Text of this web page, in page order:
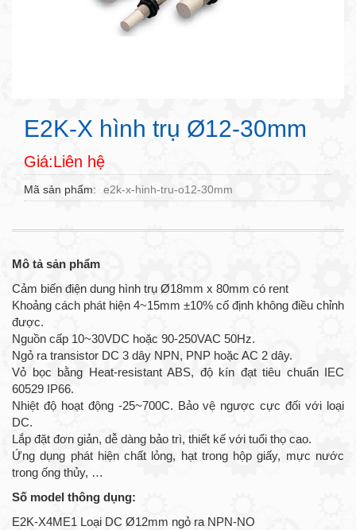
E2K-X hình trụ Ø12-30mm
Giá:Liên hệ
Mã sản phẩm e2k-x-hinh-tru-o12-30mm
Mô tả sản phẩm
Cảm biến điện dung hình trụ Ø18mm x 80mm có rent
Khoảng cách phát hiện 4~15mm ±10% cố định không điều chỉnh
được.
Nguồn cấp 10~30VDC hoặc 90-250VAC 50Hz.
Ngỏ ra transistor DC 3 dây NPN, PNP hoặc AC 2 dây.
Vỏ bọc bằng Heat-resistant ABS, độ kín đạt tiêu chuẩn IEC
60529 IP66.
Nhiệt độ hoạt động -25~700C. Bảo vệ ngược cực đối với loại
DC.
Lắp đặt đơn giản, dễ dàng bảo trì, thiết kế với tuổi thọ cao.
Ứng dụng phát hiện chất lỏng, hạt trong hộp giấy, mực nước
trong ống thủy, …
Số model thông dụng:
E2K-X4ME1 Loại DC Ø12mm ngỏ ra NPN-NO